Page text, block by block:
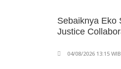
Rugi Rp 206
06/08/2026 12:28
KPK Ungkap
Sebaiknya Eko
Justice
04/08/2026 13:15